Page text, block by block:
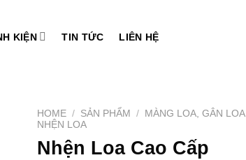
KIỆN TIN TỨC LIÊN HỆ
HOME / SẢN PHẨM / MÀNG LOA, GÂN
NHỆN LOA
Nhện Loa Cao Cấp